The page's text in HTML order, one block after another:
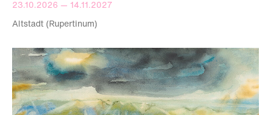
23.10.2026 — 14.11.2027
Altstadt (Rupertinum)